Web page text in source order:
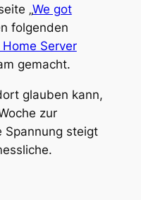
„We got
folgenden
Server
gemacht.
glauben kann,
zur
Spannung steigt